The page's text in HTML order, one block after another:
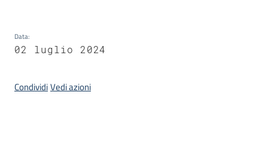
su
Data:
02 luglio 2024
CondividiVedi azioni